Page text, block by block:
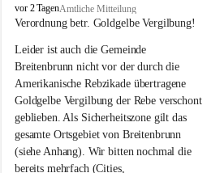
B
r
i
t
e
n
b
r
u
n
n
vor 2 TagenAmtliche Mitteilung
Verordnung betr. Goldgelbe Vergilbung!
Leider ist auch die Gemeinde
Breitenbrunn nicht vor der durch die
Amerikanische Rebzikade übertragene
Goldgelbe Vergilbung der Rebe verschont
geblieben. Als Sicherheitszone gilt das
gesamte Ortsgebiet von Breitenbrunn
(siehe Anhang). Wir bitten nochmal die
bereits mehrfach (Cities,